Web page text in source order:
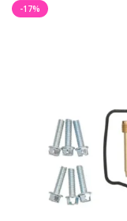
-17%